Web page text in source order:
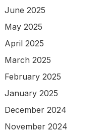
June 2025
May 2025
April 2025
March 2025
February 2025
January 2025
December 2024
November 2024